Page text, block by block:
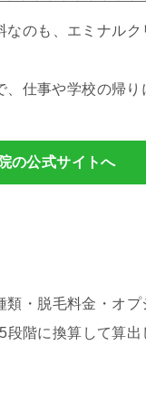
のも、エミナル
仕事や学校の帰
の公式サイトへ
類・脱毛料金・オ
階に換算して算